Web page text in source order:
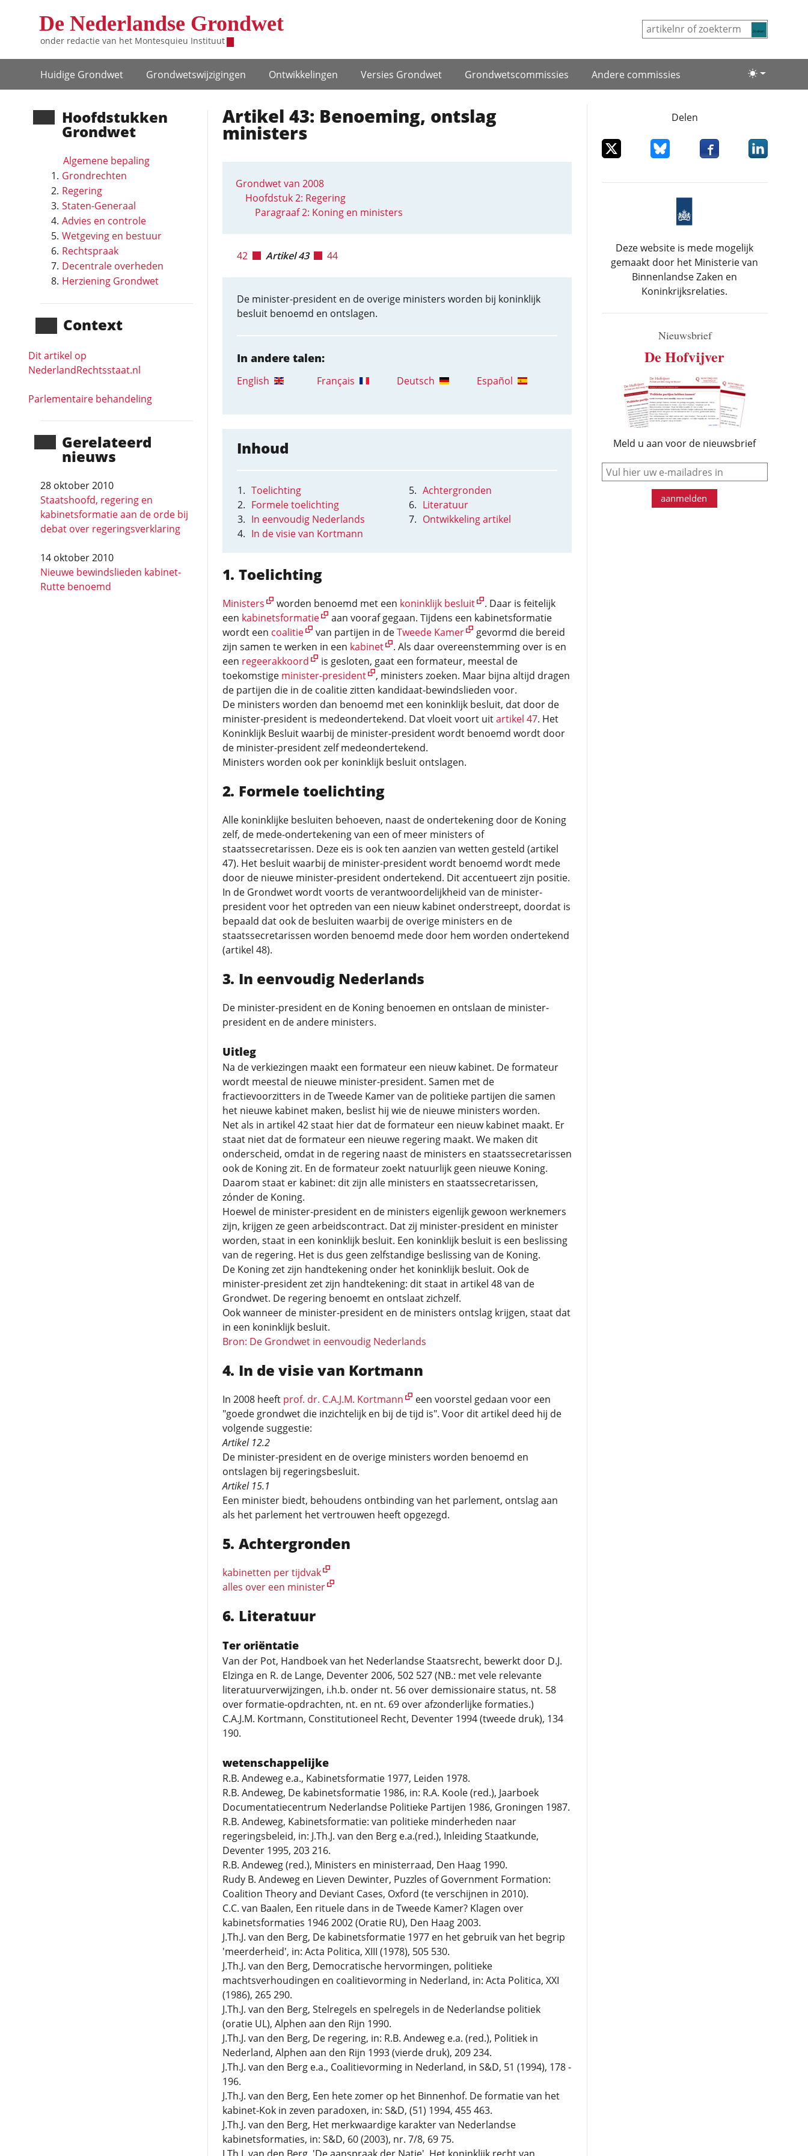
De Nederlandse Grondwet
onder redactie van het Montesquieu Instituut
Lichte/
Hoofdnavigatie
Huidige Grondwet Grondwets­wijzigingen Ontwikke­lingen Versies Grondwet Grondwets­commissies Andere commissies
Hoofd­stukken
Grondwet
Algemene bepaling
Grondrechten
Regering
Staten-Generaal
Advies en controle
Wetgeving en bestuur
Rechtspraak
Decentrale overheden
Herziening Grondwet
Context
Dit artikel op
NederlandRechts­staat.nl
Parlementaire behandeling
Gerela­teerd
nieuws
28 oktober 2010
Staatshoofd, regering en
kabinetsformatie aan de orde bij
debat over regeringsverklaring
14 oktober 2010
Nieuwe bewindslieden kabinet-
Rutte benoemd
Artikel 43: Benoeming, ontslag
ministers
Grondwet van 2008
Hoofdstuk 2: Regering
Paragraaf 2: Koning en ministers
42 Artikel 43 44
De minister-president en de overige ministers worden bij koninklijk
besluit benoemd en ontslagen.
In andere talen:
English Français Deutsch Español
Inhoud
Toelichting
Formele toelichting
In eenvoudig Nederlands
In de visie van Kortmann
Achtergronden
Literatuur
Ontwikkeling artikel
Toelichting
Ministers worden benoemd met een koninklijk besluit
. Daar is feitelijk
een kabinetsformatie
aan vooraf gegaan. Tijdens een kabinetsformatie
wordt een coalitie van partijen in deTweede Kamer
gevormd die bereid
zijn samen te werken in een kabinet
. Als daar overeenstemming over is en
een regeerakkoord
is gesloten, gaat een formateur, meestal de
toekomstige minister-president
, ministers zoeken. Maar bijna altijd dragen
de partijen die in de coalitie zitten kandidaat-bewindslieden voor.
De ministers worden dan benoemd met een koninklijk besluit, dat door de
minister-president is medeondertekend. Dat vloeit voort uitartikel 47. Het
Koninklijk Besluit waarbij de minister-president wordt benoemd wordt door
de minister-president zelf medeondertekend.
Ministers worden ook per koninklijk besluit ontslagen.
Formele toelichting
Alle koninklijke besluiten behoeven, naast de ondertekening door de Koning
zelf, de mede-ondertekening van een of meer ministers of
staatssecretarissen. Deze eis is ook ten aanzien van wetten gesteld (artikel
47). Het besluit waarbij de minister-president wordt benoemd wordt mede
door de nieuwe minister-president ondertekend. Dit accentueert zijn positie.
In de Grondwet wordt voorts de verantwoordelijkheid van de minister-
president voor het optreden van een nieuw kabinet onderstreept, doordat is
bepaald dat ook de besluiten waarbij de overige ministers en de
staatssecretarissen worden benoemd mede door hem worden ondertekend
(artikel 48).
In eenvoudig Nederlands
De minister-president en de Koning benoemen en ontslaan de minister-
president en de andere ministers.
Uitleg
Na de verkiezingen maakt een formateur een nieuw kabinet. De formateur
wordt meestal de nieuwe minister-president. Samen met de
fractievoorzitters in de Tweede Kamer van de politieke partijen die samen
het nieuwe kabinet maken, beslist hij wie de nieuwe ministers worden.
Net als in artikel 42 staat hier dat de formateur een nieuw kabinet maakt. Er
staat niet dat de formateur een nieuwe regering maakt. We maken dit
onderscheid, omdat in de regering naast de ministers en staatssecretarissen
ook de Koning zit. En de formateur zoekt natuurlijk geen nieuwe Koning.
Daarom staat er kabinet: dit zijn alle ministers en staatssecretarissen,
zónder de Koning.
Hoewel de minister-president en de ministers eigenlijk gewoon werknemers
zijn, krijgen ze geen arbeidscontract. Dat zij minister-president en minister
worden, staat in een koninklijk besluit. Een koninklijk besluit is een beslissing
van de regering. Het is dus geen zelfstandige beslissing van de Koning.
De Koning zet zijn handtekening onder het koninklijk besluit. Ook de
minister-president zet zijn handtekening: dit staat in artikel 48 van de
Grondwet. De regering benoemt en ontslaat zichzelf.
Ook wanneer de minister-president en de ministers ontslag krijgen, staat dat
in een koninklijk besluit.
Bron: De Grondwet in eenvoudig Nederlands
In de visie van Kortmann
In 2008 heeft prof. dr. C.A.J.M. Kortmann
een voorstel gedaan voor een
"goede grondwet die inzichtelijk en bij de tijd is". Voor dit artikel deed hij de
volgende suggestie:
Artikel 12.2
De minister-president en de overige ministers worden benoemd en
ontslagen bij regeringsbesluit.
Artikel 15.1
Een minister biedt, behoudens ontbinding van het parlement, ontslag aan
als het parlement het vertrouwen heeft opgezegd.
Achtergronden
kabinetten per tijdvak
alles over een minister
Literatuur
Ter oriëntatie
Van der Pot, Handboek van het Nederlandse Staatsrecht, bewerkt door D.J.
Elzinga en R. de Lange, Deventer 2006, 502 527 (NB.: met vele relevante
literatuurverwijzingen, i.h.b. onder nt. 56 over demissionaire status, nt. 58
over formatie-opdrachten, nt. en nt. 69 over afzonderlijke formaties.)
C.A.J.M. Kortmann, Constitutioneel Recht, Deventer 1994 (tweede druk), 134
190.
wetenschappelijke
R.B. Andeweg e.a., Kabinetsformatie 1977, Leiden 1978.
R.B. Andeweg, De kabinetsformatie 1986, in: R.A. Koole (red.), Jaarboek
Documentatiecentrum Nederlandse Politieke Partijen 1986, Groningen 1987.
R.B. Andeweg, Kabinetsformatie: van politieke minderheden naar
regeringsbeleid, in: J.Th.J. van den Berg e.a.(red.), Inleiding Staatkunde,
Deventer 1995, 203 216.
R.B. Andeweg (red.), Ministers en ministerraad, Den Haag 1990.
Rudy B. Andeweg en Lieven Dewinter, Puzzles of Government Formation:
Coalition Theory and Deviant Cases, Oxford (te verschijnen in 2010).
C.C. van Baalen, Een rituele dans in de Tweede Kamer? Klagen over
kabinetsformaties 1946 2002 (Oratie RU), Den Haag 2003.
J.Th.J. van den Berg, De kabinetsformatie 1977 en het gebruik van het begrip
'meerderheid', in: Acta Politica, XIII (1978), 505 530.
J.Th.J. van den Berg, Democratische hervormingen, politieke
machtsverhoudingen en coalitievorming in Nederland, in: Acta Politica, XXI
(1986), 265 290.
J.Th.J. van den Berg, Stelregels en spelregels in de Nederlandse politiek
(oratie UL), Alphen aan den Rijn 1990.
J.Th.J. van den Berg, De regering, in: R.B. Andeweg e.a. (red.), Politiek in
Nederland, Alphen aan den Rijn 1993 (vierde druk), 209 234.
J.Th.J. van den Berg e.a., Coalitievorming in Nederland, in S&D, 51 (1994), 178 -
196.
J.Th.J. van den Berg, Een hete zomer op het Binnenhof. De formatie van het
kabinet-Kok in zeven paradoxen, in: S&D, (51) 1994, 455 463.
J.Th.J. van den Berg, Het merkwaardige karakter van Nederlandse
kabinetsformaties, in: S&D, 60 (2003), nr. 7/8, 69 75.
Delen
Deel dit item op XDeel dit item op Bluesky
Deel dit item op
Deel dit
Deze website is mede mogelijk
gemaakt door het Ministerie van
Binnenlandse Zaken en
Koninkrijksrelaties.
Nieuwsbrief
De Hofvijver
Meld u aan voor de nieuwsbrief
e-mail
aanmelden